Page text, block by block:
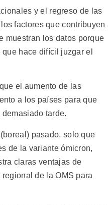
y el regreso de las
factores que contribuyen
muestran los datos porque
hace difícil juzgar el
el aumento de las
a los países para que
tarde.
pasado, solo que
de la variante ómicron,
claras ventajas de
de la OMS para